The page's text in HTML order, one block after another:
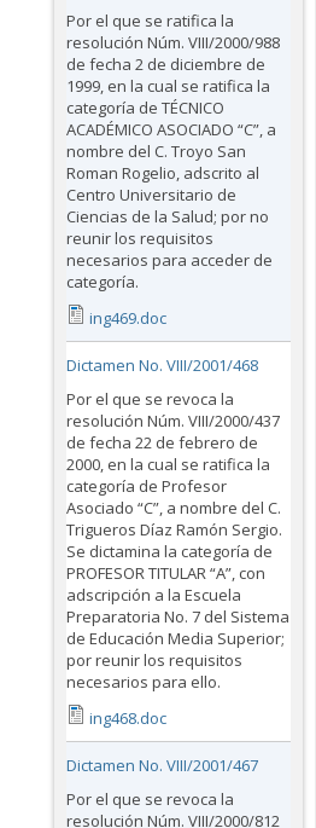
Por el que se ratifica la
resolución Núm. VIII/2000/988
de fecha 2 de diciembre de
1999, en la cual se ratifica la
categoría de TÉCNICO
ACADÉMICO ASOCIADO “C”, a
nombre del C. Troyo San
Roman Rogelio, adscrito al
Centro Universitario de
Ciencias de la Salud; por no
reunir los requisitos
necesarios para acceder de
categoría.
ing469.doc
Dictamen No. VIII/2001/468
Por el que se revoca la
resolución Núm. VIII/2000/437
de fecha 22 de febrero de
2000, en la cual se ratifica la
categoría de Profesor
Asociado “C”, a nombre del C.
Trigueros Díaz Ramón Sergio.
Se dictamina la categoría de
PROFESOR TITULAR “A”, con
adscripción a la Escuela
Preparatoria No. 7 del Sistema
de Educación Media Superior;
por reunir los requisitos
necesarios para ello.
ing468.doc
Dictamen No. VIII/2001/467
Por el que se revoca la
resolución Núm. VIII/2000/812